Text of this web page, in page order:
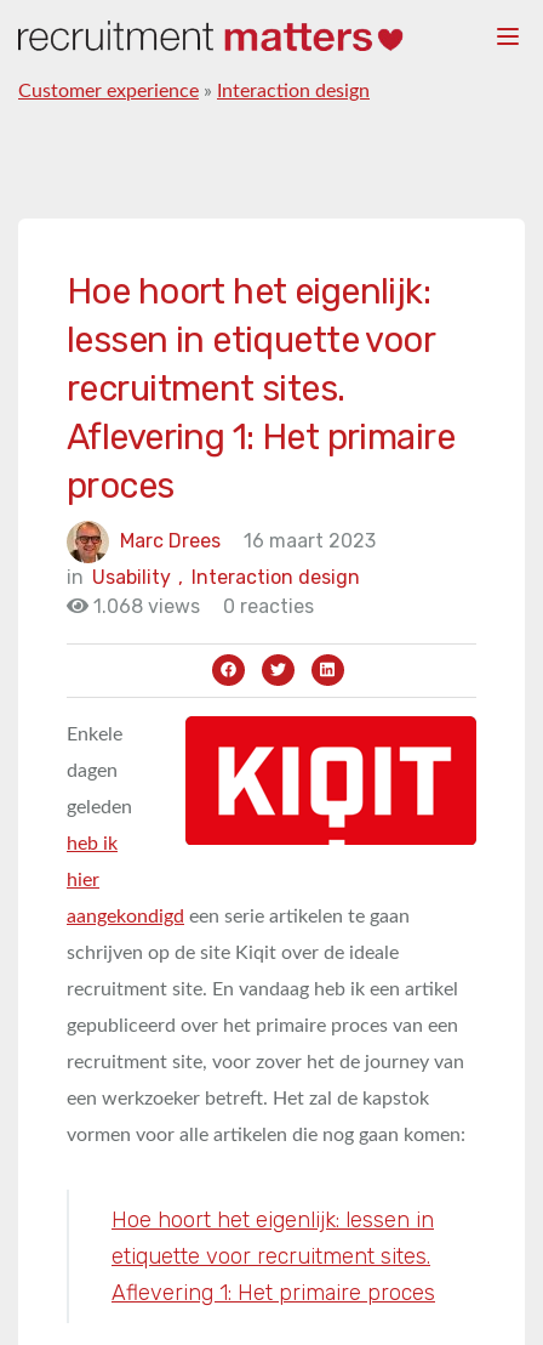
Customer experience » Interaction design
Hoe hoort het eigenlijk:
lessen in etiquette voor
recruitment sites.
Aflevering 1: Het primaire
proces
Marc Drees
16 maart 2023
in
Interaction design
Usability ,
1.068 views
0 reacties
Enkele
dagen
geleden
heb ik
hier
aangekondigd een serie artikelen te gaan
schrijven op de site Kiqit over de ideale
recruitment site. En vandaag heb ik een artikel
gepubliceerd over het primaire proces van een
recruitment site, voor zover het de journey van
een werkzoeker betreft. Het zal de kapstok
vormen voor alle artikelen die nog gaan komen:
Hoe hoort het eigenlijk: lessen in
etiquette voor recruitment sites.
Aflevering 1: Het primaire proces